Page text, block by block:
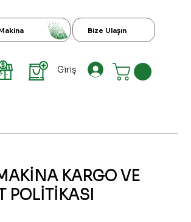
Giriş
Bize Ulaşın
TESLİMAT
KARGO VE
POLİTİKASI